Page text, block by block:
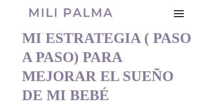
MI ESTRATEGIA ( PASO
A PASO) PARA
MEJORAR EL SUEÑO
DE MI BEBÉ